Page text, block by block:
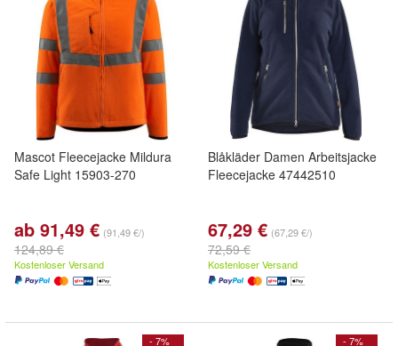
Mascot Fleecejacke Mildura
Safe Light 15903-270
ab 91,49 € (91,49 €/)
124,89 €
Kostenloser Versand
Blåkläder Damen Arbeitsjacke
Fleecejacke 47442510
67,29 € (67,29 €/)
72,59 €
Kostenloser Versand
- 7% - 7%